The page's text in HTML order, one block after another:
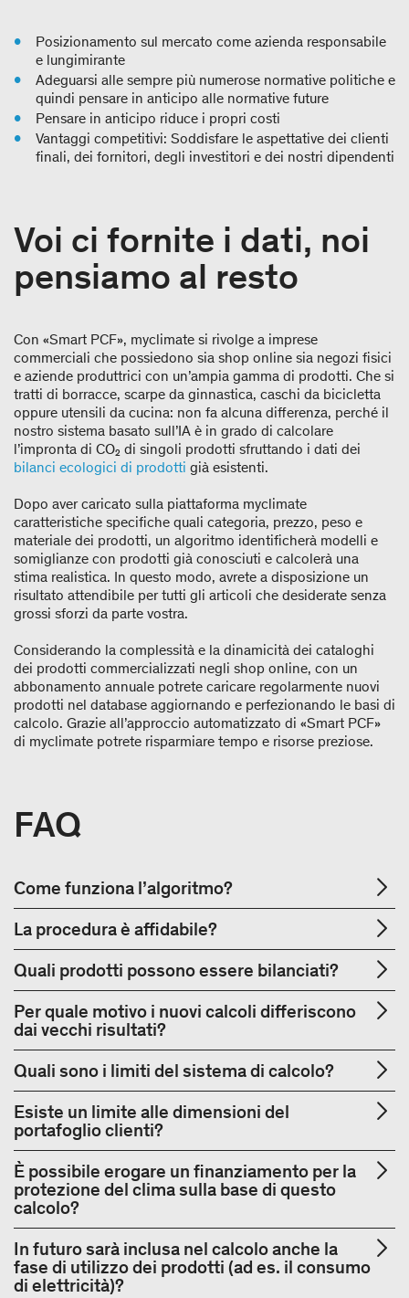
Posizionamento sul mercato come azienda responsabile
e lungimirante
Adeguarsi alle sempre più numerose normative politiche e
quindi pensare in anticipo alle normative future
Pensare in anticipo riduce i propri costi
Vantaggi competitivi: Soddisfare le aspettative dei clienti
finali, dei fornitori, degli investitori e dei nostri dipendenti
Voi ci fornite i dati, noi
pensiamo al resto
Con «Smart PCF», myclimate si rivolge a imprese
commerciali che possiedono sia shop online sia negozi fisici
e aziende produttrici con un’ampia gamma di prodotti. Che si
tratti di borracce, scarpe da ginnastica, caschi da bicicletta
oppure utensili da cucina: non fa alcuna differenza, perché il
nostro sistema basato sull’IA è in grado di calcolare
l’impronta di CO₂ di singoli prodotti sfruttando i dati dei
bilanci ecologici di prodotti già esistenti.
Dopo aver caricato sulla piattaforma myclimate
caratteristiche specifiche quali categoria, prezzo, peso e
materiale dei prodotti, un algoritmo identificherà modelli e
somiglianze con prodotti già conosciuti e calcolerà una
stima realistica. In questo modo, avrete a disposizione un
risultato attendibile per tutti gli articoli che desiderate senza
grossi sforzi da parte vostra.
Considerando la complessità e la dinamicità dei cataloghi
dei prodotti commercializzati negli shop online, con un
abbonamento annuale potrete caricare regolarmente nuovi
prodotti nel database aggiornando e perfezionando le basi di
calcolo. Grazie all’approccio automatizzato di «Smart PCF»
di myclimate potrete risparmiare tempo e risorse preziose.
FAQ
Come funziona l’algoritmo?
La procedura è affidabile?
Quali prodotti possono essere bilanciati?
Per quale motivo i nuovi calcoli differiscono
dai vecchi risultati?
Quali sono i limiti del sistema di calcolo?
Esiste un limite alle dimensioni del
portafoglio clienti?
È possibile erogare un finanziamento per la
protezione del clima sulla base di questo
calcolo?
In futuro sarà inclusa nel calcolo anche la
fase di utilizzo dei prodotti (ad es. il consumo
di elettricità)?